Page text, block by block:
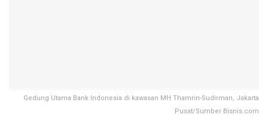
Gedung Utama Bank Indonesia di kawasan MH Thamrin-Sudirman, Jakarta
Pusat/Sumber Bisnis.com